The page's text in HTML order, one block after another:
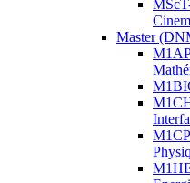
Master